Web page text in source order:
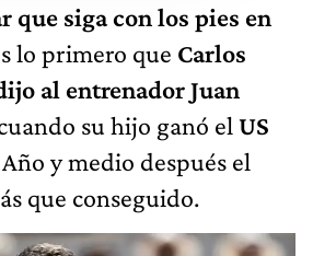
que siga con los pies en
lo primero que Carlos
al entrenador Juan
su hijo ganó el US
Año y medio después el
que conseguido.